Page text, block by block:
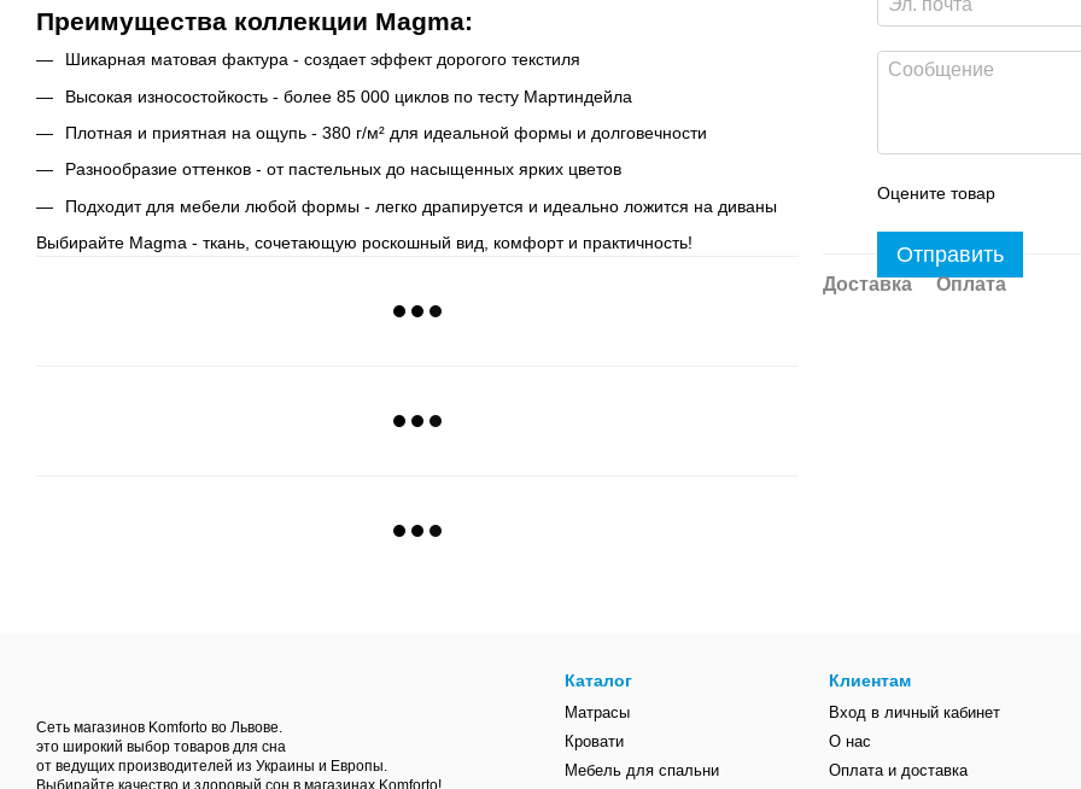
Преимущества коллекции Magma:
Шикарная матовая фактура - создает эффект дорогого текстиля
Высокая износостойкость - более 85 000 циклов по тесту Мартиндейла
Плотная и приятная на ощупь - 380 г/м² для идеальной формы и долговечности
Разнообразие оттенков - от пастельных до насыщенных ярких цветов
Подходит для мебели любой формы - легко драпируется и идеально ложится на диваны
Выбирайте Magma - ткань, сочетающую роскошный вид, комфорт и практичность!
Оцените товар
Отправить
Доставка Оплата
Сеть магазинов Komforto во Львове.
это широкий выбор товаров для сна
от ведущих производителей из Украины и Европы.
Каталог
Матрасы
Кровати
Мебель для спальни
Клиентам
Вход в личный кабинет
О нас
Оплата и доставка